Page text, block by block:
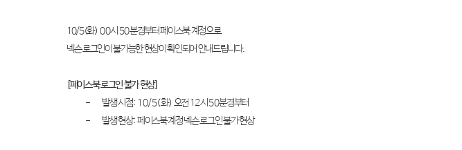
10/5(화) 00시 50분경부터 페이스북 계정으로
넥슨 로그인이 불가능한 현상이 확인되어 안내드립니다.
페이스북 로그인 불가 현상]
-
발생 시점: 10/5(화) 오전 12시 50분경부터
-
발생 현상:페이스북 계정 넥슨 로그인 불가 현상